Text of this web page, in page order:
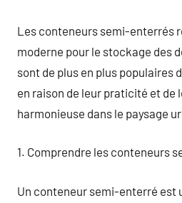
Les conteneurs semi-enterrés
moderne pour le stockage des
sont de plus en plus populaires
en raison de leur praticité et de
harmonieuse dans le paysage
1. Comprendre les conteneurs
Un conteneur semi-enterré est